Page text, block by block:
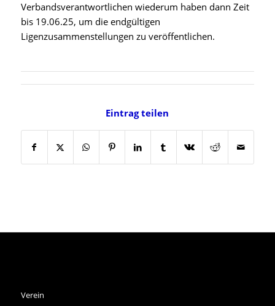
Verbandsverantwortlichen wiederum haben dann Zeit
bis 19.06.25, um die endgültigen
Ligenzusammenstellungen zu veröffentlichen.
Eintrag teilen
Verein